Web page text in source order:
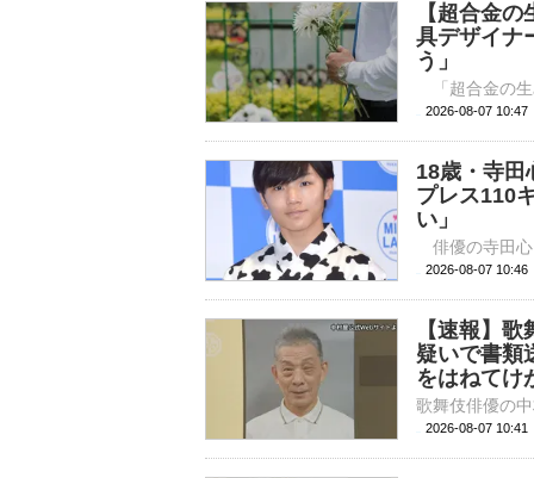
【超合金
具デザイナ
う」
2026-08-07
18歳・寺
プレス110
い」
2026-08-07
【速報】
疑いで書類
をはねて
2026-08-07